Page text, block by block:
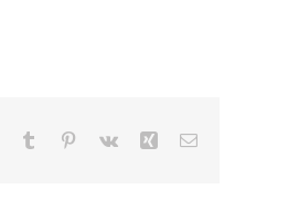
WhatsApp
Tumblr Pinterest
Vk Xing Email